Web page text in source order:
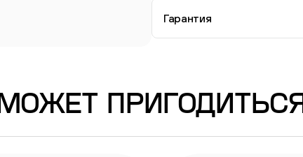
Гарантия
МОЖЕТ ПРИГОДИТЬСЯ